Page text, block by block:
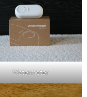
Watermeter